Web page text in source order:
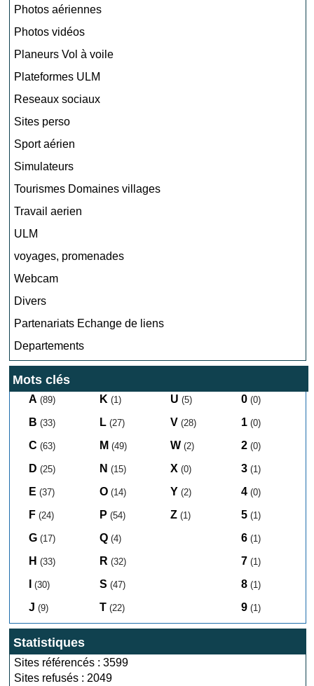
Photos aériennes
Photos vidéos
Planeurs Vol à voile
Plateformes ULM
Reseaux sociaux
Sites perso
Sport aérien
Simulateurs
Tourismes Domaines villages
Travail aerien
ULM
voyages, promenades
Webcam
Divers
Partenariats Echange de liens
Departements
Mots clés
A (89)
B (33)
C (63)
D (25)
E (37)
F (24)
G (17)
H (33)
(30)
J (9)
K (1)
L (27)
M (49)
N (15)
O (14)
P (54)
Q (4)
R (32)
S (47)
T (22)
U (5)
V (28)
W (2)
X (0)
Y (2)
Z (1)
0 (0)
1 (0)
2 (0)
3 (1)
4 (0)
5 (1)
6 (1)
7 (1)
8 (1)
9 (1)
Statistiques
Sites référencés : 3599
Sites refusés : 2049